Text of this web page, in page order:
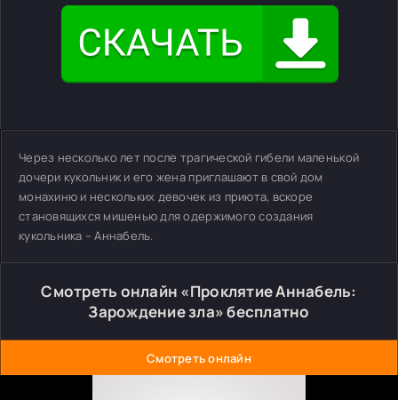
Через несколько лет после трагической гибели маленькой
дочери кукольник и его жена приглашают в свой дом
монахиню и нескольких девочек из приюта, вскоре
становящихся мишенью для одержимого создания
кукольника – Аннабель.
Смотреть онлайн «Проклятие Аннабель:
Зарождение зла» бесплатно
Смотреть онлайн